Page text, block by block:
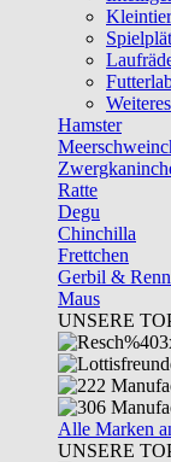
Hamster
Ratte
Degu
Chinchilla
Frettchen
Gerbil &
Maus
UNSERE
Alle Marken
UNSERE